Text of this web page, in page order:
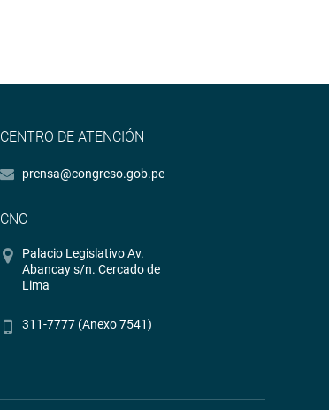
CENTRO DE ATENCIÓN
prensa@congreso.gob.pe
CNC
Palacio Legislativo Av.
Abancay s/n. Cercado de
Lima
311-7777 (Anexo 7541)